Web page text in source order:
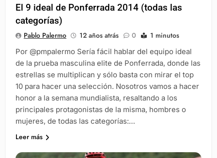
El 9 ideal de Ponferrada 2014 (todas las
categorías)
Pablo Palermo 12 años atrás 0 1 minutos
Por @pmpalermo Sería fácil hablar del equipo ideal
de la prueba masculina elite de Ponferrada, donde las
estrellas se multiplican y sólo basta con mirar el top
10 para hacer una selección. Nosotros vamos a hacer
honor a la semana mundialista, resaltando a los
principales protagonistas de la misma, hombres o
mujeres, de todas las categorías:…
Leer más